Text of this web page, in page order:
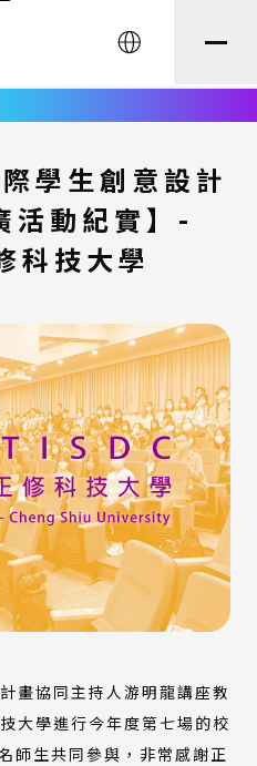
English
學生創意設計
活動紀實】-
技大學
畫協同主持人游明龍講座教
大學進行今年度第七場的校
師生共同參與，非常感謝正